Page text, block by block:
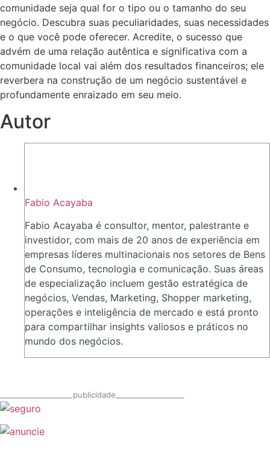
comunidade seja qual for o tipo ou o tamanho do seu
negócio. Descubra suas peculiaridades, suas necessidades
e o que você pode oferecer. Acredite, o sucesso que
advém de uma relação autêntica e significativa com a
comunidade local vai além dos resultados financeiros; ele
reverbera na construção de um negócio sustentável e
profundamente enraizado em seu meio.
Autor
Fabio Acayaba
Fabio Acayaba é consultor, mentor, palestrante e
investidor, com mais de 20 anos de experiência em
empresas líderes multinacionais nos setores de Bens
de Consumo, tecnologia e comunicação. Suas áreas
de especialização incluem gestão estratégica de
negócios, Vendas, Marketing, Shopper marketing,
operações e inteligência de mercado e está pronto
para compartilhar insights valiosos e práticos no
mundo dos negócios.
____________________publicidade___________________